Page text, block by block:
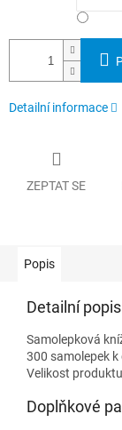
Detailní informace
ZEPTAT SE
Popis
Detailní
Samolepková
300 samolepek k
Velikost
Doplňkové